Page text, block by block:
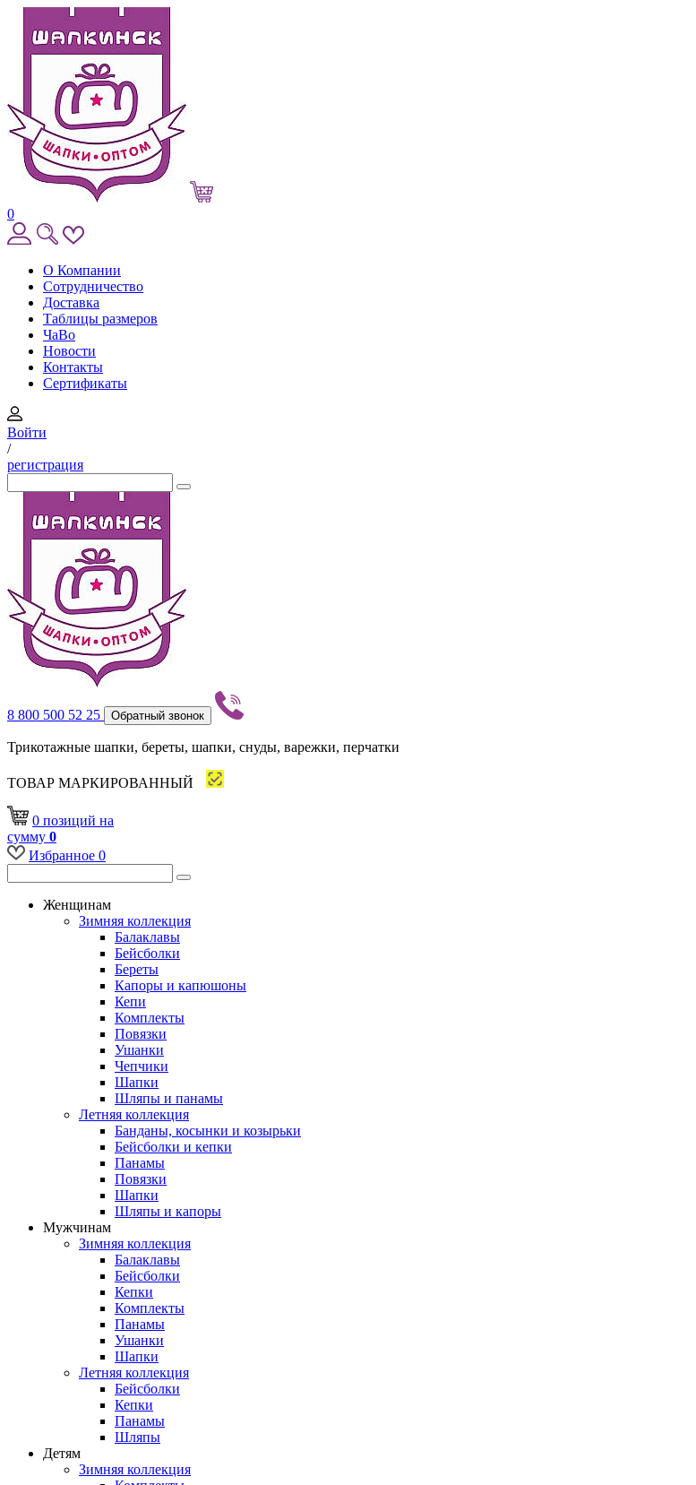
0
О Компании
Сотрудничество
Доставка
Таблицы размеров
ЧаВо
Новости
Контакты
Сертификаты
Войти
/
регистрация
8 800 500 52 25 Обратный звонок
Трикотажные шапки, береты, шапки, снуды, варежки, перчатки
ТОВАР МАРКИРОВАННЫЙ
0 позиций на
сумму 0
Избранное 0
Женщинам
Зимняя коллекция
Балаклавы
Бейсболки
Береты
Капоры и капюшоны
Кепи
Комплекты
Повязки
Ушанки
Чепчики
Шапки
Шляпы и панамы
Летняя коллекция
Банданы, косынки и козырьки
Бейсболки и кепки
Панамы
Повязки
Шапки
Шляпы и капоры
Мужчинам
Зимняя коллекция
Балаклавы
Бейсболки
Кепки
Комплекты
Панамы
Ушанки
Шапки
Летняя коллекция
Бейсболки
Кепки
Панамы
Шляпы
Детям
Зимняя коллекция